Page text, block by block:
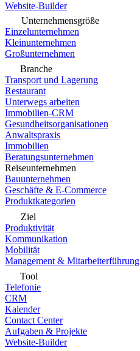
Website-Builder
Unternehmensgröße
Einzelunternehmen
Kleinunternehmen
Großunternehmen
Branche
Transport und Lagerung
Restaurant
Unterwegs arbeiten
Immobilien-CRM
Gesundheitsorganisationen
Anwaltspraxis
Immobilien
Beratungsunternehmen
Reiseunternehmen
Bauunternehmen
Geschäfte & E-Commerce
Produktkategorien
Ziel
Produktivität
Kommunikation
Mobilität
Management & Mitarbeiterführung
Tool
Telefonie
CRM
Kalender
Contact Center
Aufgaben & Projekte
Website-Builder